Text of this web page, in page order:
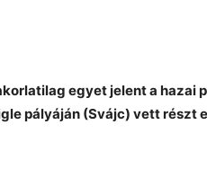
egyet jelent a hazai
pályáján (Svájc) vett részt